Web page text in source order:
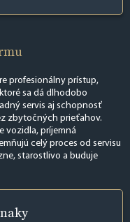
profesionálny prístup,
sa dá dlhodobo
servis aj schopnosť
zbytočných prieťahov.
vozidla, príjemná
celý proces od servisu
starostlivo a buduje